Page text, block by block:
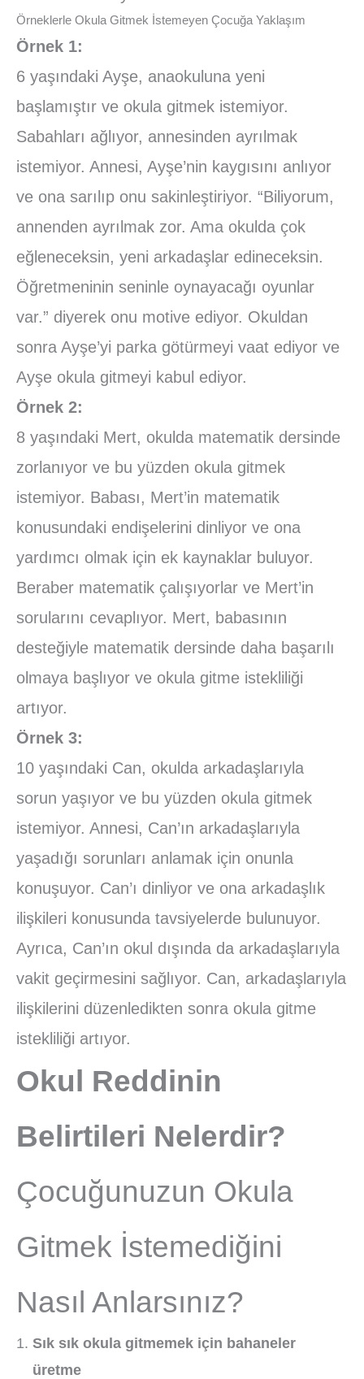
Örneklerle Okula Gitmek İstemeyen Çocuğa Yaklaşım
Örnek 1:
6 yaşındaki Ayşe, anaokuluna yeni
başlamıştır ve okula gitmek istemiyor.
Sabahları ağlıyor, annesinden ayrılmak
istemiyor. Annesi, Ayşe’nin kaygısını anlıyor
ve ona sarılıp onu sakinleştiriyor. “Biliyorum,
annenden ayrılmak zor. Ama okulda çok
eğleneceksin, yeni arkadaşlar edineceksin.
Öğretmeninin seninle oynayacağı oyunlar
var.” diyerek onu motive ediyor. Okuldan
sonra Ayşe’yi parka götürmeyi vaat ediyor ve
Ayşe okula gitmeyi kabul ediyor.
Örnek 2:
8 yaşındaki Mert, okulda matematik dersinde
zorlanıyor ve bu yüzden okula gitmek
istemiyor. Babası, Mert’in matematik
konusundaki endişelerini dinliyor ve ona
yardımcı olmak için ek kaynaklar buluyor.
Beraber matematik çalışıyorlar ve Mert’in
sorularını cevaplıyor. Mert, babasının
desteğiyle matematik dersinde daha başarılı
olmaya başlıyor ve okula gitme istekliliği
artıyor.
Örnek 3:
10 yaşındaki Can, okulda arkadaşlarıyla
sorun yaşıyor ve bu yüzden okula gitmek
istemiyor. Annesi, Can’ın arkadaşlarıyla
yaşadığı sorunları anlamak için onunla
konuşuyor. Can’ı dinliyor ve ona arkadaşlık
ilişkileri konusunda tavsiyelerde bulunuyor.
Ayrıca, Can’ın okul dışında da arkadaşlarıyla
vakit geçirmesini sağlıyor. Can, arkadaşlarıyla
ilişkilerini düzenledikten sonra okula gitme
istekliliği artıyor.
Okul Reddinin
Belirtileri Nelerdir?
Çocuğunuzun Okula
Gitmek İstemediğini
Nasıl Anlarsınız?
Sık sık okula gitmemek için bahaneler
üretme